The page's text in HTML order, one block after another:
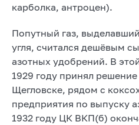
карболка, антроцен).
Попутный газ,
угля, считался дешёвым
азотных удобрений. В
1929 году принял решение
Щегловске, рядом с
предприятия по выпуску
1932 году ЦК ВКП(б)